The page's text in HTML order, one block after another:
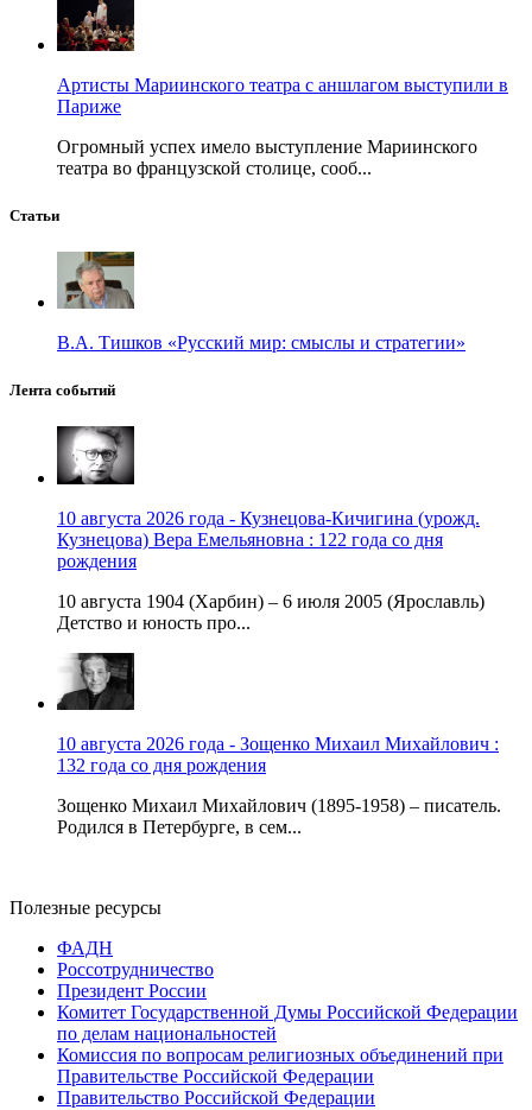
Артисты Мариинского театра с аншлагом выступили в
Париже
Огромный успех имело выступление Мариинского
театра во французской столице, сооб...
Статьи
В.А. Тишков «Русский мир: смыслы и стратегии»
Лента событий
10 августа 2026 года - Кузнецова-Кичигина (урожд.
Кузнецова) Вера Емельяновна : 122 года со дня
рождения
10 августа 1904 (Харбин) – 6 июля 2005 (Ярославль)
Детство и юность про...
10 августа 2026 года - Зощенко Михаил Михайлович :
132 года со дня рождения
Зощенко Михаил Михайлович (1895-1958) – писатель.
Родился в Петербурге, в сем...
Полезные ресурсы
ФАДН
Россотрудничество
Президент России
Комитет Государственной Думы Российской Федерации
по делам национальностей
Комиссия по вопросам религиозных объединений при
Правительстве Российской Федерации
Правительство Российской Федерации